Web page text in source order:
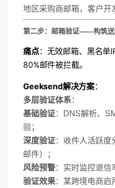
地区采购商邮箱，客户开
第二步：邮箱验证——构筑送
​痛点​：无效邮箱、黑名单
80%邮件被拦截。
​Geeksend解决方案​​：
​多层验证体系​​：
​基础验证​：DNS解析、
验；
​深度验证​：收件人活跃
邮件）；
​风险预警​：实时监控退信
​验证效果​：某跨境电商启